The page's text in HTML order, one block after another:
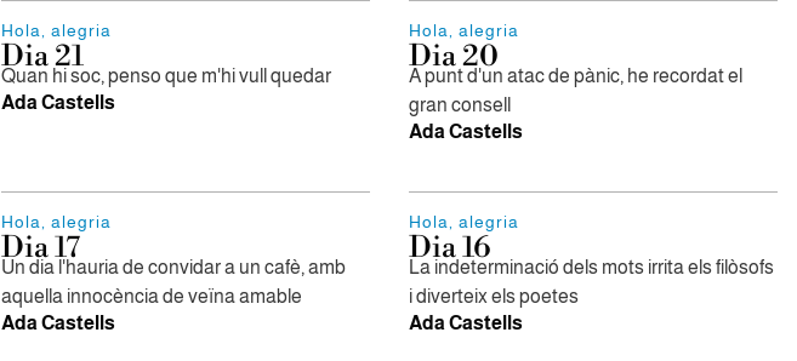
Hola, alegria
Dia 21
Quan hi soc, penso que m'hi vull quedar
Ada Castells
Hola, alegria
Dia 20
A punt d'un atac de pànic, he recordat el
gran consell
Ada Castells
Hola, alegria
Dia 17
Un dia l'hauria de convidar a un cafè, amb
aquella innocència de veïna amable
Ada Castells
Hola, alegria
Dia 16
La indeterminació dels mots irrita els filòsofs
i diverteix els poetes
Ada Castells